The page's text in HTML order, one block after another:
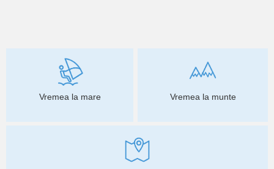
Vremea la mare Vremea la munte